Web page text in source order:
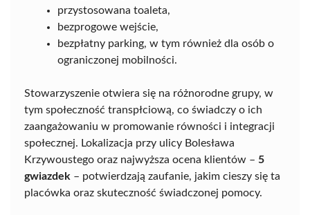
przystosowana toaleta,
bezprogowe wejście,
bezpłatny parking, w tym również dla osób o
ograniczonej mobilności.
Stowarzyszenie otwiera się na różnorodne grupy, w
tym społeczność transpłciową, co świadczy o ich
zaangażowaniu w promowanie równości i integracji
społecznej. Lokalizacja przy ulicy Bolesława
Krzywoustego oraz najwyższa ocena klientów – 5
gwiazdek – potwierdzają zaufanie, jakim cieszy się ta
placówka oraz skuteczność świadczonej pomocy.